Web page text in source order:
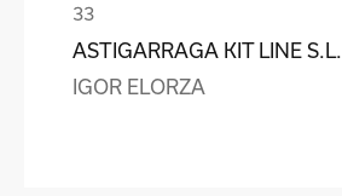
ASTIGARRAGA KIT LINE S.L.
IGOR ELORZA